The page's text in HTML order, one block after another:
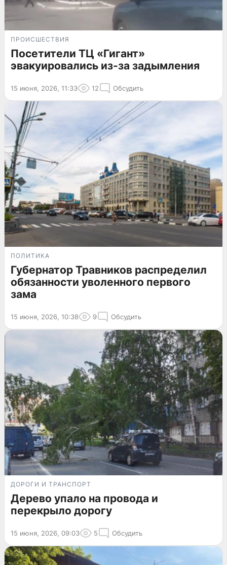
ПРОИСШЕСТВИЯ
Посетители ТЦ «Гигант»
эвакуировались из-за задымления
15 июня, 2026, 11:33 12 Обсудить
ПОЛИТИКА
Губернатор Травников распределил
обязанности уволенного первого
зама
15 июня, 2026, 10:38 9 Обсудить
ДОРОГИ И ТРАНСПОРТ
Дерево упало на провода и
перекрыло дорогу
15 июня, 2026, 09:03 5 Обсудить